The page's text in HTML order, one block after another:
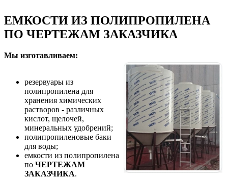
ЕМКОСТИ ИЗ ПОЛИПРОПИЛЕНА
ПО ЧЕРТЕЖАМ ЗАКАЗЧИКА
Мы изготавливаем:
резервуары из
полипропилена для
хранения химических
растворов - различных
кислот, щелочей,
минеральных удобрений;
полипропиленовые баки
для воды;
емкости из полипропилена
по ЧЕРТЕЖАМ
ЗАКАЗЧИКА.